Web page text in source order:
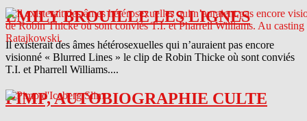
EMILY BROUILLE LES LIGNES
Il existerait des âmes hétérosexuelles qui n’auraient pas encore
visionné « Blurred Lines » le clip de Robin Thicke où sont conviés
T.I. et Pharrell Williams....
PIMP, AUTOBIOGRAPHIE CULTE